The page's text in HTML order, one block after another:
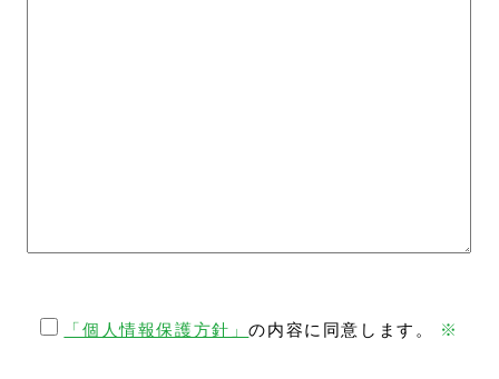
「個人情報保護方針」の内容に同意します。 ※